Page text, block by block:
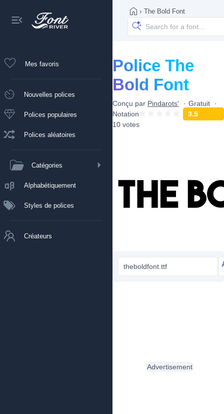
Mes favoris
Nouvelles polices
Polices populaires
Polices aléatoires
Catégories
Alphabétiquement
Styles de polices
Créateurs
› The Bold Font
Police The
Bold Font
Conçu par Pindarots'
Gratuit
Notation
3.5
10 votes
theboldfont.ttf
Advertisement